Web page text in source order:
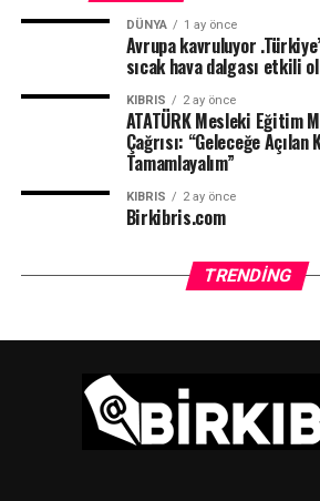
DÜNYA 1 ay önce
Avrupa kavruluyor
sıcak hava dalgası etkili
KIBRIS 2 ay önce
ATATÜRK Mesleki Eğitim
Çağrısı: “Geleceğe
Tamamlayalım”
KIBRIS 2 ay önce
Birkibris.com
TRENDING